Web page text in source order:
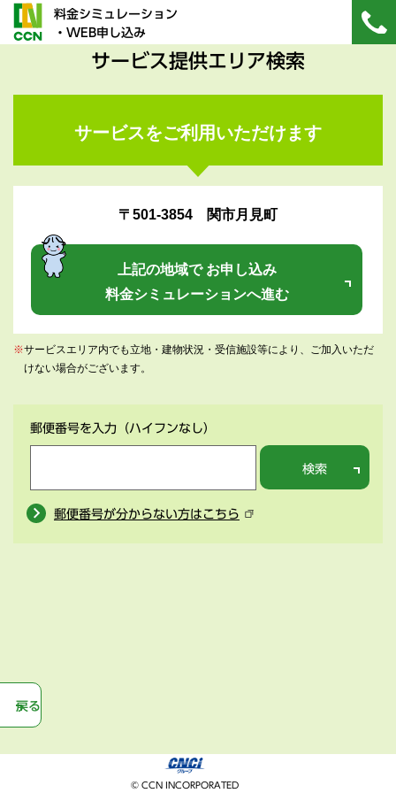
料金シミュレーション
・WEB申し込み
サービス提供エリア検索
サービスをご利用いただけます
〒501-3854 関市月見町
上記の地域で お申し込み
料金シミュレーションへ進む
※サービスエリア内でも立地・建物状況・受信施設等により、ご加入いただ
けない場合がございます。
郵便番号を入力 （ハイフンなし）
検索
郵便番号が分からない方はこちら
戻る
© CCN INCORPORATED